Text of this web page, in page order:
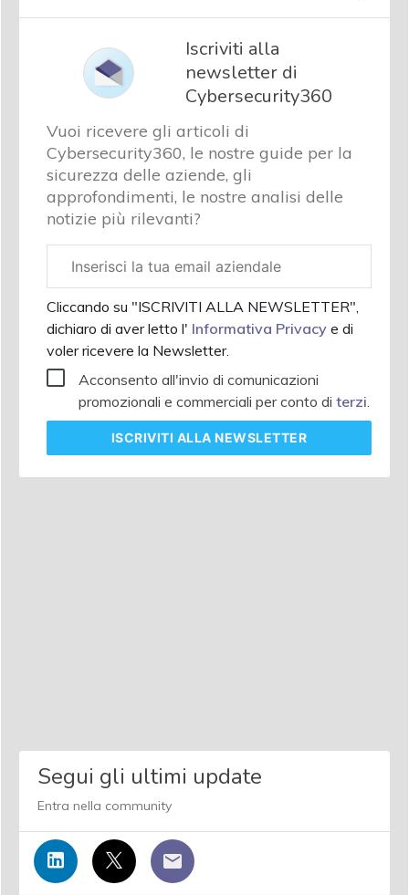
Iscriviti alla
newsletter di
Cybersecurity360
Vuoi ricevere gli articoli di
Cybersecurity360, le nostre guide per la
sicurezza delle aziende, gli
approfondimenti, le nostre analisi delle
notizie più rilevanti?
aziendale
Cliccando su "ISCRIVITI ALLA NEWSLETTER",
dichiaro di aver letto l' Informativa Privacy e di
voler ricevere la Newsletter.
Acconsento all'invio di comunicazioni
promozionali e commerciali per conto di terzi.
ISCRIVITI ALLA NEWSLETTER
Segui gli ultimi update
Entra nella community